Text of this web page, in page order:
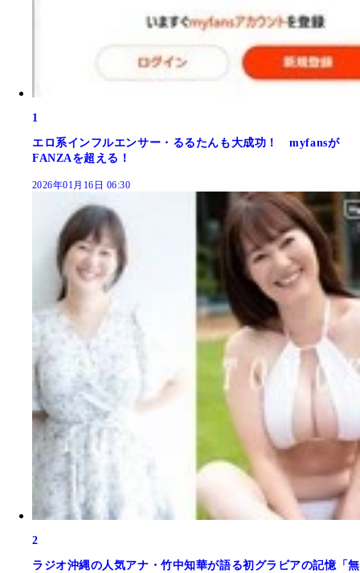
1
エロ系インフルエンサー・るるたんも大成功！ myfansが
FANZAを超える！
2026年01月16日 06:30
2
ラジオ沖縄の人気アナ・竹中知華が語る初グラビアの記憶「無